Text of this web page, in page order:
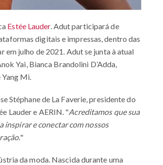
Estée Lauder. Adut participará de
digitais e impressas, dentro das
em julho de 2021. Adut se junta à atual
Yai, Bianca Brandolini D’Adda,
Mi.
Stéphane de La Faverie, presidente do
Lauder e AERIN. "Acreditamos que sua
inspirar e conectar com nossos
"
da moda. Nascida durante uma